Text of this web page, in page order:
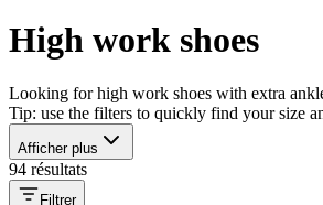
High work shoes
Looking for high work shoes with extra
Tip: use the filters to quickly find your size
Afficher plus
94 résultats
Filtrer